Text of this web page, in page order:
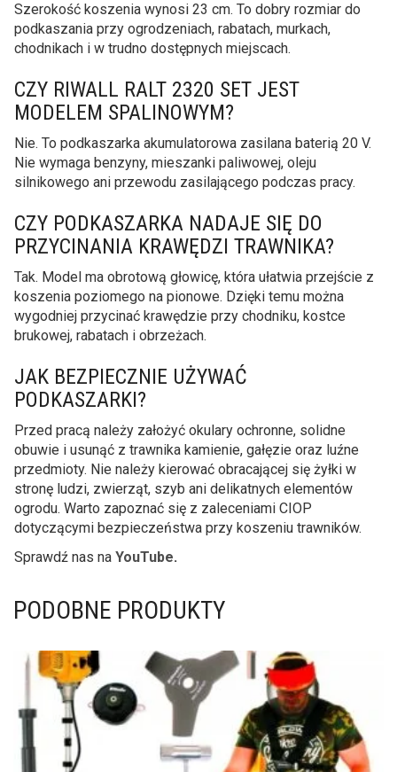
Szerokość koszenia wynosi 23 cm. To dobry rozmiar do
podkaszania przy ogrodzeniach, rabatach, murkach,
chodnikach i w trudno dostępnych miejscach.
CZY RIWALL RALT 2320 SET JEST
MODELEM SPALINOWYM?
Nie. To podkaszarka akumulatorowa zasilana baterią 20 V.
Nie wymaga benzyny, mieszanki paliwowej, oleju
silnikowego ani przewodu zasilającego podczas pracy.
CZY PODKASZARKA NADAJE SIĘ DO
PRZYCINANIA KRAWĘDZI TRAWNIKA?
Tak. Model ma obrotową głowicę, która ułatwia przejście z
koszenia poziomego na pionowe. Dzięki temu można
wygodniej przycinać krawędzie przy chodniku, kostce
brukowej, rabatach i obrzeżach.
JAK BEZPIECZNIE UŻYWAĆ
PODKASZARKI?
Przed pracą należy założyć okulary ochronne, solidne
obuwie i usunąć z trawnika kamienie, gałęzie oraz luźne
przedmioty. Nie należy kierować obracającej się żyłki w
stronę ludzi, zwierząt, szyb ani delikatnych elementów
ogrodu. Warto zapoznać się z zaleceniami CIOP
dotyczącymi bezpieczeństwa przy koszeniu trawników.
Sprawdź nas na YouTube.
PODOBNE PRODUKTY